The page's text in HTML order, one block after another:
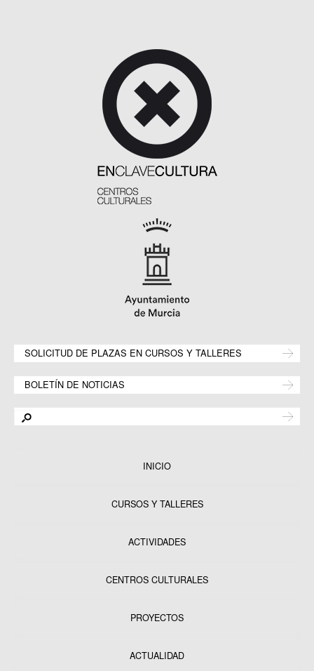
SOLICITUD DE PLAZAS EN CURSOS Y TALLERES
BOLETÍN DE NOTICIAS
INICIO
CURSOS Y TALLERES
ACTIVIDADES
CENTROS CULTURALES
PROYECTOS
ACTUALIDAD